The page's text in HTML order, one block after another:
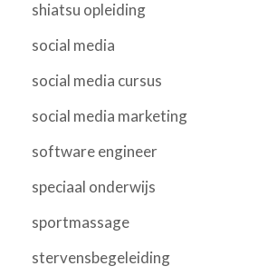
shiatsu opleiding
social media
social media cursus
social media marketing
software engineer
speciaal onderwijs
sportmassage
stervensbegeleiding